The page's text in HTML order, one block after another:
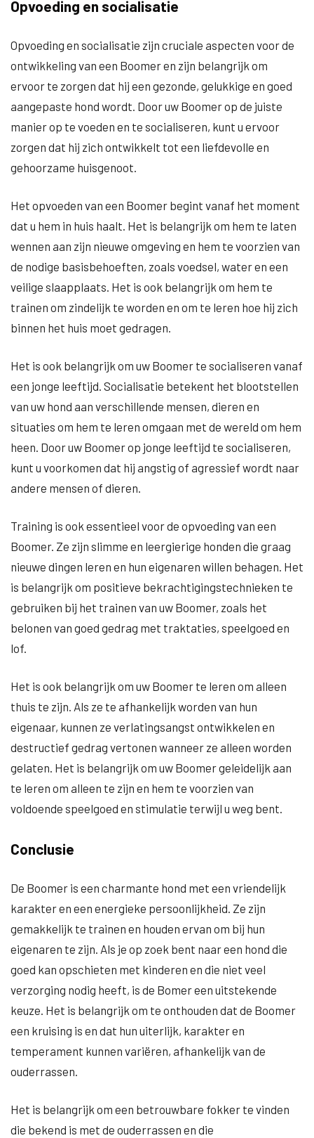
Opvoeding en socialisatie
Opvoeding en socialisatie zijn cruciale aspecten voor de
ontwikkeling van een Boomer en zijn belangrijk om
ervoor te zorgen dat hij een gezonde, gelukkige en goed
aangepaste hond wordt. Door uw Boomer op de juiste
manier op te voeden en te socialiseren, kunt u ervoor
zorgen dat hij zich ontwikkelt tot een liefdevolle en
gehoorzame huisgenoot.
Het opvoeden van een Boomer begint vanaf het moment
dat u hem in huis haalt. Het is belangrijk om hem te laten
wennen aan zijn nieuwe omgeving en hem te voorzien van
de nodige basisbehoeften, zoals voedsel, water en een
veilige slaapplaats. Het is ook belangrijk om hem te
trainen om zindelijk te worden en om te leren hoe hij zich
binnen het huis moet gedragen.
Het is ook belangrijk om uw Boomer te socialiseren vanaf
een jonge leeftijd. Socialisatie betekent het blootstellen
van uw hond aan verschillende mensen, dieren en
situaties om hem te leren omgaan met de wereld om hem
heen. Door uw Boomer op jonge leeftijd te socialiseren,
kunt u voorkomen dat hij angstig of agressief wordt naar
andere mensen of dieren.
Training is ook essentieel voor de opvoeding van een
Boomer. Ze zijn slimme en leergierige honden die graag
nieuwe dingen leren en hun eigenaren willen behagen. Het
is belangrijk om positieve bekrachtigingstechnieken te
gebruiken bij het trainen van uw Boomer, zoals het
belonen van goed gedrag met traktaties, speelgoed en
lof.
Het is ook belangrijk om uw Boomer te leren om alleen
thuis te zijn. Als ze te afhankelijk worden van hun
eigenaar, kunnen ze verlatingsangst ontwikkelen en
destructief gedrag vertonen wanneer ze alleen worden
gelaten. Het is belangrijk om uw Boomer geleidelijk aan
te leren om alleen te zijn en hem te voorzien van
voldoende speelgoed en stimulatie terwijl u weg bent.
Conclusie
De Boomer is een charmante hond met een vriendelijk
karakter en een energieke persoonlijkheid. Ze zijn
gemakkelijk te trainen en houden ervan om bij hun
eigenaren te zijn. Als je op zoek bent naar een hond die
goed kan opschieten met kinderen en die niet veel
verzorging nodig heeft, is de Bomer een uitstekende
keuze. Het is belangrijk om te onthouden dat de Boomer
een kruising is en dat hun uiterlijk, karakter en
temperament kunnen variëren, afhankelijk van de
ouderrassen.
Het is belangrijk om een betrouwbare fokker te vinden
die bekend is met de ouderrassen en die